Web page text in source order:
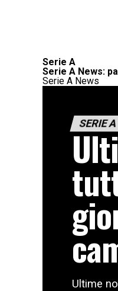
Serie A
Serie A News:
Serie A News
SERIE A
Ultime